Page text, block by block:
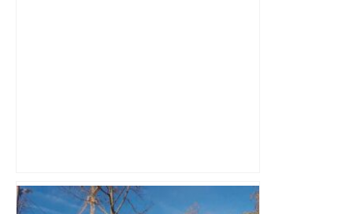
Top 14: comment Perpignan a une